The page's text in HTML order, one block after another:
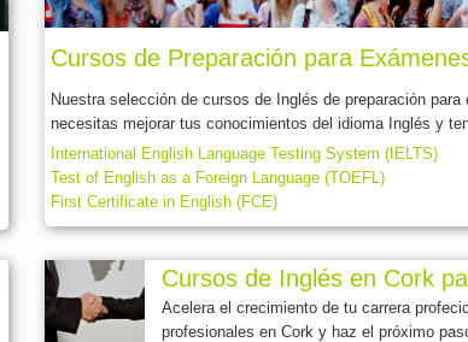
Cursos de Preparación para
Nuestra selección de cursos de Inglés de preparación
necesitas mejorar tus conocimientos del idioma Inglés y
International English Language Testing System (IELTS)
Test of English as a Foreign Language (TOEFL)
First Certificate in English (FCE)
Cursos de Inglés en Cork
Acelera el crecimiento de tu carrera
profesionales en Cork y haz el próximo